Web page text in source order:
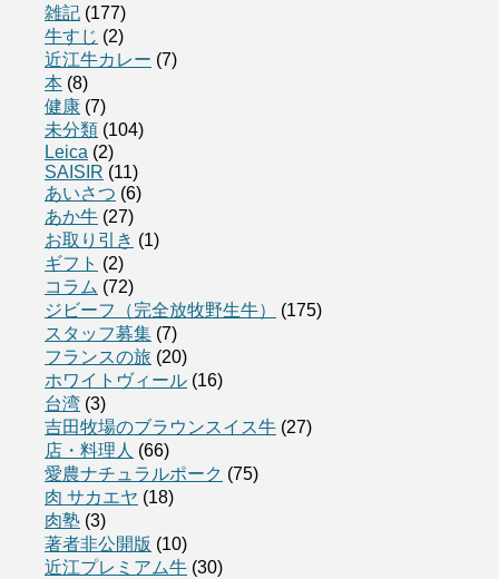
雑記 (177)
牛すじ (2)
近江牛カレー (7)
本 (8)
健康 (7)
未分類 (104)
Leica (2)
SAISIR (11)
あいさつ (6)
あか牛 (27)
お取り引き (1)
ギフト (2)
コラム (72)
ジビーフ（完全放牧野生牛）
(175)
スタッフ募集 (7)
フランスの旅 (20)
ホワイトヴィール (16)
台湾 (3)
吉田牧場のブラウンスイス牛 (27)
店・料理人 (66)
愛農ナチュラルポーク (75)
肉 サカエヤ (18)
肉塾 (3)
著者非公開版 (10)
近江プレミアム牛 (30)